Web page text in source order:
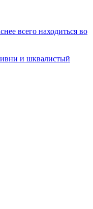
всего находиться во
и шквалистый